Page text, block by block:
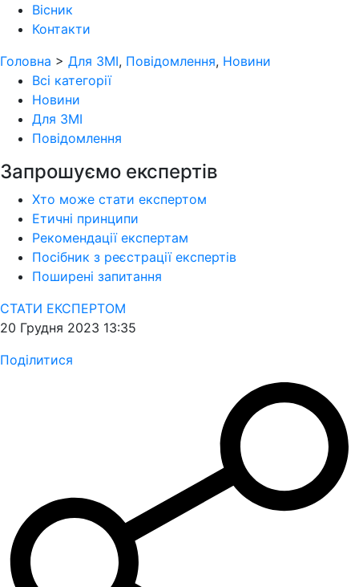
Вісник
Контакти
Головна > Для ЗМІ, Повідомлення, Новини
Всі категорії
Новини
Для ЗМІ
Повідомлення
Запрошуємо експертів
Хто може стати експертом
Етичні принципи
Рекомендації експертам
Посібник з реєстрації експертів
Поширені запитання
СТАТИ ЕКСПЕРТОМ
20 Грудня 2023 13:35
Поділитися